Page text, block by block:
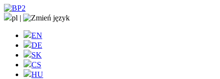
pl |
EN
DE
SK
CS
HU